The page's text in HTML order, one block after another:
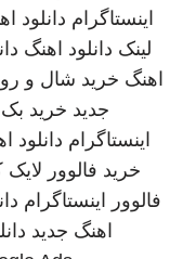
اینستاگرام دانلود
لینک دانلود اهنگ
اهنگ خرید شال و
جدید خرید بک
اینستاگرام دانلود
خرید فالوور لایک
فالوور اینستاگرام
اهنگ جدید